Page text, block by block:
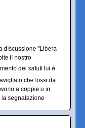
discussione "Libera
il nostro
dei saluti lui è
che fossi da
a coppie o in
la segnalazione